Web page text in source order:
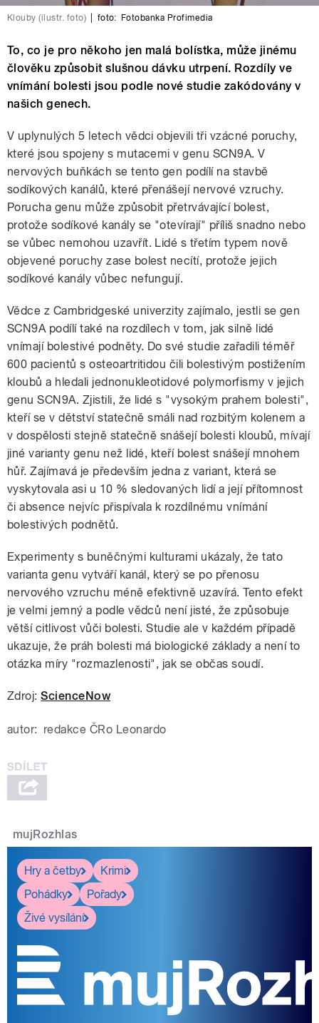
Klouby (ilustr. foto) foto: Fotobanka Profimedia
To, co je pro někoho jen malá bolístka, může jinému
člověku způsobit slušnou dávku utrpení. Rozdíly ve
vnímání bolesti jsou podle nové studie zakódovány v
našich genech.
V uplynulých 5 letech vědci objevili tři vzácné poruchy,
které jsou spojeny s mutacemi v genu SCN9A. V
nervových buňkách se tento gen podílí na stavbě
sodíkových kanálů, které přenášejí nervové vzruchy.
Porucha genu může způsobit přetrvávající bolest,
protože sodíkové kanály se "otevírají" příliš snadno nebo
se vůbec nemohou uzavřít. Lidé s třetím typem nově
objevené poruchy zase bolest necítí, protože jejich
sodíkové kanály vůbec nefungují.
Vědce z Cambridgeské univerzity zajímalo, jestli se gen
SCN9A podílí také na rozdílech v tom, jak silně lidé
vnímají bolestivé podněty. Do své studie zařadili téměř
600 pacientů s osteoartritidou čili bolestivým postižením
kloubů a hledali jednonukleotidové polymorfismy v jejich
genu SCN9A. Zjistili, že lidé s "vysokým prahem bolesti",
kteří se v dětství statečně smáli nad rozbitým kolenem a
v dospělosti stejně statečně snášejí bolesti kloubů, mívají
jiné varianty genu než lidé, kteří bolest snášejí mnohem
hůř. Zajímavá je především jedna z variant, která se
vyskytovala asi u 10 % sledovaných lidí a její přítomnost
či absence nejvíc přispívala k rozdílnému vnímání
bolestivých podnětů.
Experimenty s buněčnými kulturami ukázaly, že tato
varianta genu vytváří kanál, který se po přenosu
nervového vzruchu méně efektivně uzavírá. Tento efekt
je velmi jemný a podle vědců není jisté, že způsobuje
větší citlivost vůči bolesti. Studie ale v každém případě
ukazuje, že práh bolesti má biologické základy a není to
otázka míry "rozmazlenosti", jak se občas soudí.
Zdroj:ScienceNow
autor: redakce ČRo Leonardo
mujRozhlas
Hry a četby
Krimi
Pohádky
Pořady
Živé vysílání